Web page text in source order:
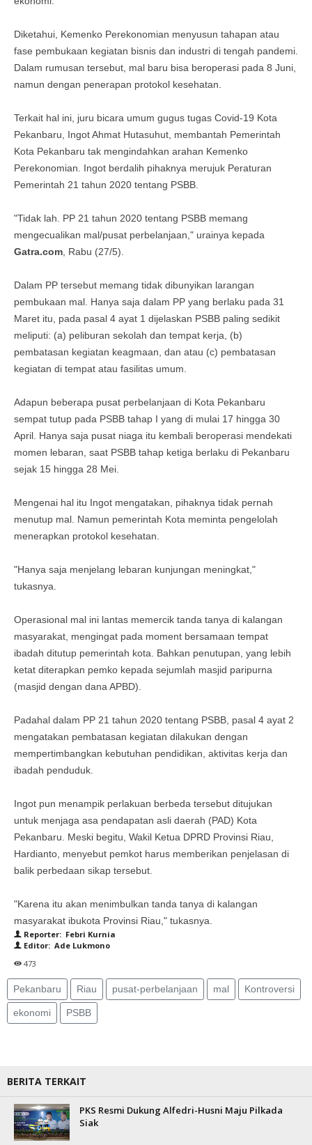
Diketahui, Kemenko Perekonomian menyusun tahapan atau
fase pembukaan kegiatan bisnis dan industri di tengah pandemi.
Dalam rumusan tersebut, mal baru bisa beroperasi pada 8 Juni,
namun dengan penerapan protokol kesehatan.
Terkait hal ini, juru bicara umum gugus tugas Covid-19 Kota
Pekanbaru, Ingot Ahmat Hutasuhut, membantah Pemerintah
Kota Pekanbaru tak mengindahkan arahan Kemenko
Perekonomian. Ingot berdalih pihaknya merujuk Peraturan
Pemerintah 21 tahun 2020 tentang PSBB.
"Tidak lah. PP 21 tahun 2020 tentang PSBB memang
mengecualikan mal/pusat perbelanjaan," urainya kepada
Gatra.com , Rabu (27/5).
Dalam PP tersebut memang tidak dibunyikan larangan
pembukaan mal. Hanya saja dalam PP yang berlaku pada 31
Maret itu, pada pasal 4 ayat 1 dijelaskan PSBB paling sedikit
meliputi: (a) peliburan sekolah dan tempat kerja, (b)
pembatasan kegiatan keagmaan, dan atau (c) pembatasan
kegiatan di tempat atau fasilitas umum.
Adapun beberapa pusat perbelanjaan di Kota Pekanbaru
sempat tutup pada PSBB tahap I yang di mulai 17 hingga 30
April. Hanya saja pusat niaga itu kembali beroperasi mendekati
momen lebaran, saat PSBB tahap ketiga berlaku di Pekanbaru
sejak 15 hingga 28 Mei.
Mengenai hal itu Ingot mengatakan, pihaknya tidak pernah
menutup mal. Namun pemerintah Kota meminta pengelolah
menerapkan protokol kesehatan.
"Hanya saja menjelang lebaran kunjungan meningkat,"
tukasnya.
Operasional mal ini lantas memercik tanda tanya di kalangan
masyarakat, mengingat pada moment bersamaan tempat
ibadah ditutup pemerintah kota. Bahkan penutupan, yang lebih
ketat diterapkan pemko kepada sejumlah masjid paripurna
(masjid dengan dana APBD).
Padahal dalam PP 21 tahun 2020 tentang PSBB, pasal 4 ayat 2
mengatakan pembatasan kegiatan dilakukan dengan
mempertimbangkan kebutuhan pendidikan, aktivitas kerja dan
ibadah penduduk.
Ingot pun menampik perlakuan berbeda tersebut ditujukan
untuk menjaga asa pendapatan asli daerah (PAD) Kota
Pekanbaru. Meski begitu, Wakil Ketua DPRD Provinsi Riau,
Hardianto, menyebut pemkot harus memberikan penjelasan di
balik perbedaan sikap tersebut.
"Karena itu akan menimbulkan tanda tanya di kalangan
masyarakat ibukota Provinsi Riau," tukasnya.
Reporter: Febri Kurnia
Editor: Ade Lukmono
473
Pekanbaru Riau pusat-perbelanjaan mal Kontroversi
ekonomi PSBB
BERITA TERKAIT
PKS Resmi Dukung Alfedri-Husni Maju Pilkada
Siak